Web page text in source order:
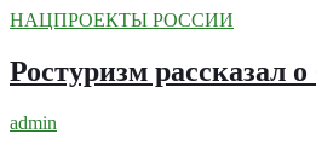
НАЦПРОЕКТЫ РОССИИ
Ростуризм рассказал
admin